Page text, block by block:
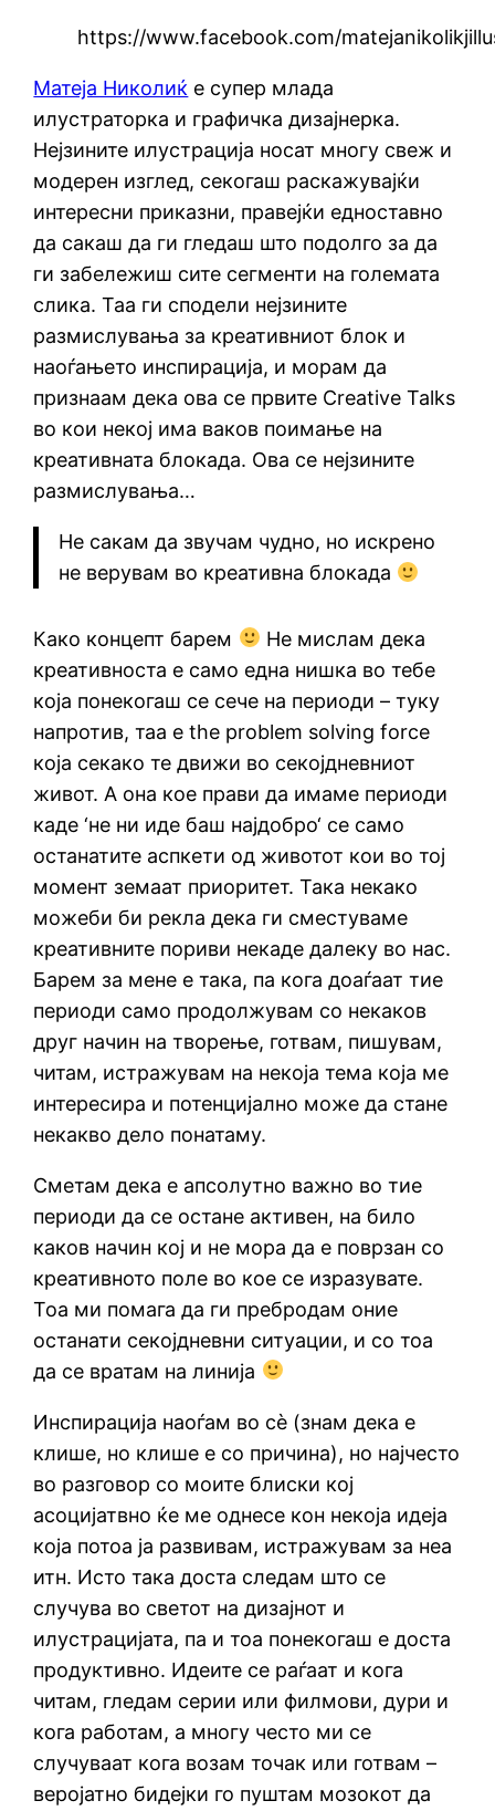
https://www.facebook.com/
Матеја Николиќ е супер млада
илустраторка и графичка дизајнерка.
Нејзините илустрација носат многу свеж и
модерен изглед, секогаш раскажувајќи
интересни приказни, правејќи едноставно
да сакаш да ги гледаш што подолго за да
ги забележиш сите сегменти на големата
слика. Таа ги сподели нејзините
размислувања за креативниот блок и
наоѓањето инспирација, и морам да
признаам дека ова се првите Creative Talks
во кои некој има ваков поимање на
креативната блокада. Ова се нејзините
размислувања…
Не сакам да звучам чудно, но искрено
не верувам во креативна блокада
Како концепт барем
Не мислам дека
креативноста е само една нишка во тебе
која понекогаш се сече на периоди – туку
напротив, таа е the problem solving force
која секако те движи во секојдневниот
живот. А она кое прави да имаме периоди
каде ‘не ни иде баш најдобро‘ се само
останатите аспкети од животот кои во тој
момент земаат приоритет. Така некако
можеби би рекла дека ги сместуваме
креативните пориви некаде далеку во нас.
Барем за мене е така, па кога доаѓаат тие
периоди само продолжувам со некаков
друг начин на творење, готвам, пишувам,
читам, истражувам на некоја тема која ме
интересира и потенцијално може да стане
некакво дело понатаму.
Сметам дека е апсолутно важно во тие
периоди да се остане активен, на било
каков начин кој и не мора да е поврзан со
креативното поле во кое се изразувате.
Тоа ми помага да ги пребродам оние
останати секојдневни ситуации, и со тоа
да се вратам на линија
Инспирација наоѓам во сѐ (знам дека е
клише, но клише е со причина), но најчесто
во разговор со моите блиски кој
асоцијатвно ќе ме однесе кон некоја идеја
која потоа ја развивам, истражувам за неа
итн. Исто така доста следам што се
случува во светот на дизајнот и
илустрацијата, па и тоа понекогаш е доста
продуктивно. Идеите се раѓаат и кога
читам, гледам серии или филмови, дури и
кога работам, а многу често ми се
случуваат кога возам точак или готвам –
веројатно бидејки го пуштам мозокот да